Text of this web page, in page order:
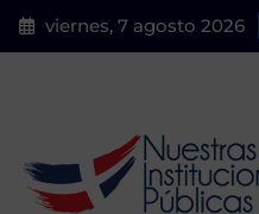
Saltar
al
viernes, 7 agosto 2026